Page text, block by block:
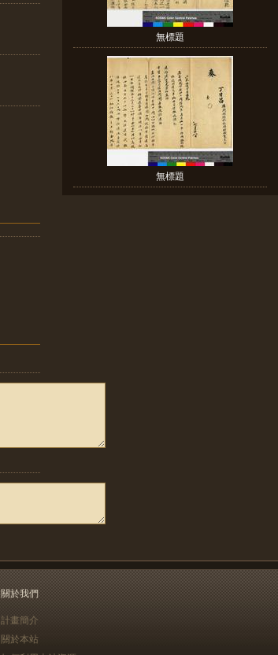
無標題
無標題
關於我們
計畫簡介
關於本站